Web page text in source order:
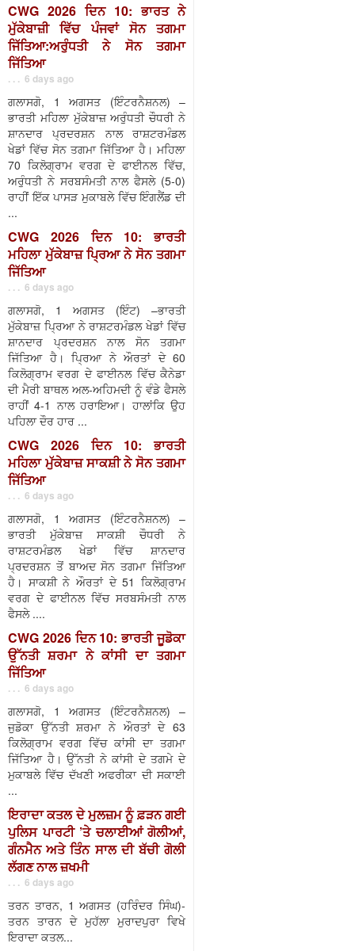
CWG 2026 ਦਿਨ 10: ਭਾਰਤ ਨੇ
ਮੁੱਕੇਬਾਜ਼ੀ ਵਿੱਚ ਪੰਜਵਾਂ ਸੋਨ ਤਗਮਾ
ਜਿੱਤਿਆ:ਅਰੁੰਧਤੀ ਨੇ ਸੋਨ ਤਗਮਾ
ਜਿੱਤਿਆ
. . . 6 days ago
ਗਲਾਸਗੋ, 1 ਅਗਸਤ (ਇੰਟਰਨੈਸ਼ਨਲ) –
ਭਾਰਤੀ ਮਹਿਲਾ ਮੁੱਕੇਬਾਜ਼ ਅਰੁੰਧਤੀ ਚੌਧਰੀ ਨੇ
ਸ਼ਾਨਦਾਰ ਪ੍ਰਦਰਸ਼ਨ ਨਾਲ ਰਾਸ਼ਟਰਮੰਡਲ
ਖੇਡਾਂ ਵਿੱਚ ਸੋਨ ਤਗਮਾ ਜਿੱਤਿਆ ਹੈ। ਮਹਿਲਾ
70 ਕਿਲੋਗ੍ਰਾਮ ਵਰਗ ਦੇ ਫਾਈਨਲ ਵਿੱਚ,
ਅਰੁੰਧਤੀ ਨੇ ਸਰਬਸੰਮਤੀ ਨਾਲ ਫੈਸਲੇ (5-0)
ਰਾਹੀਂ ਇੱਕ ਪਾਸੜ ਮੁਕਾਬਲੇ ਵਿੱਚ ਇੰਗਲੈਂਡ ਦੀ
...
CWG 2026 ਦਿਨ 10: ਭਾਰਤੀ
ਮਹਿਲਾ ਮੁੱਕੇਬਾਜ਼ ਪ੍ਰਿਆ ਨੇ ਸੋਨ ਤਗਮਾ
ਜਿੱਤਿਆ
. . . 6 days ago
ਗਲਾਸਗੋ, 1 ਅਗਸਤ (ਇੰਟ) –ਭਾਰਤੀ
ਮੁੱਕੇਬਾਜ਼ ਪ੍ਰਿਆ ਨੇ ਰਾਸ਼ਟਰਮੰਡਲ ਖੇਡਾਂ ਵਿੱਚ
ਸ਼ਾਨਦਾਰ ਪ੍ਰਦਰਸ਼ਨ ਨਾਲ ਸੋਨ ਤਗਮਾ
ਜਿੱਤਿਆ ਹੈ। ਪ੍ਰਿਆ ਨੇ ਔਰਤਾਂ ਦੇ 60
ਕਿਲੋਗ੍ਰਾਮ ਵਰਗ ਦੇ ਫਾਈਨਲ ਵਿੱਚ ਕੈਨੇਡਾ
ਦੀ ਮੈਰੀ ਬਾਥਲ ਅਲ-ਅਹਿਮਦੀ ਨੂੰ ਵੰਡੇ ਫੈਸਲੇ
ਰਾਹੀਂ 4-1 ਨਾਲ ਹਰਾਇਆ। ਹਾਲਾਂਕਿ ਉਹ
ਪਹਿਲਾ ਦੌਰ ਹਾਰ ...
CWG 2026 ਦਿਨ 10: ਭਾਰਤੀ
ਮਹਿਲਾ ਮੁੱਕੇਬਾਜ਼ ਸਾਕਸ਼ੀ ਨੇ ਸੋਨ ਤਗਮਾ
ਜਿੱਤਿਆ
. . . 6 days ago
ਗਲਾਸਗੋ, 1 ਅਗਸਤ (ਇੰਟਰਨੈਸ਼ਨਲ) –
ਭਾਰਤੀ ਮੁੱਕੇਬਾਜ਼ ਸਾਕਸ਼ੀ ਚੌਧਰੀ ਨੇ
ਰਾਸ਼ਟਰਮੰਡਲ ਖੇਡਾਂ ਵਿੱਚ ਸ਼ਾਨਦਾਰ
ਪ੍ਰਦਰਸ਼ਨ ਤੋਂ ਬਾਅਦ ਸੋਨ ਤਗਮਾ ਜਿੱਤਿਆ
ਹੈ। ਸਾਕਸ਼ੀ ਨੇ ਔਰਤਾਂ ਦੇ 51 ਕਿਲੋਗ੍ਰਾਮ
ਵਰਗ ਦੇ ਫਾਈਨਲ ਵਿੱਚ ਸਰਬਸੰਮਤੀ ਨਾਲ
ਫੈਸਲੇ ....
CWG 2026 ਦਿਨ 10: ਭਾਰਤੀ ਜੂਡੋਕਾ
ਉੱਨਤੀ ਸ਼ਰਮਾ ਨੇ ਕਾਂਸੀ ਦਾ ਤਗਮਾ
ਜਿੱਤਿਆ
. . . 6 days ago
ਗਲਾਸਗੋ, 1 ਅਗਸਤ (ਇੰਟਰਨੈਸ਼ਨਲ) –
ਜੁਡੋਕਾ ਉੱਨਤੀ ਸ਼ਰਮਾ ਨੇ ਔਰਤਾਂ ਦੇ 63
ਕਿਲੋਗ੍ਰਾਮ ਵਰਗ ਵਿੱਚ ਕਾਂਸੀ ਦਾ ਤਗਮਾ
ਜਿੱਤਿਆ ਹੈ। ਉੱਨਤੀ ਨੇ ਕਾਂਸੀ ਦੇ ਤਗਮੇ ਦੇ
ਮੁਕਾਬਲੇ ਵਿੱਚ ਦੱਖਣੀ ਅਫਰੀਕਾ ਦੀ ਸਕਾਈ
...
ਇਰਾਦਾ ਕਤਲ ਦੇ ਮੁਲਜ਼ਮ ਨੂੰ ਫ਼ੜਨ ਗਈ
ਪੁਲਿਸ ਪਾਰਟੀ ’ਤੇ ਚਲਾਈਆਂ ਗੋਲੀਆਂ,
ਗੰਨਮੈਨ ਅਤੇ ਤਿੰਨ ਸਾਲ ਦੀ ਬੱਚੀ ਗੋਲੀ
ਲੱਗਣ ਨਾਲ ਜ਼ਖਮੀ
. . . 6 days ago
ਤਰਨ ਤਾਰਨ, 1 ਅਗਸਤ (ਹਰਿੰਦਰ ਸਿੰਘ)-
ਤਰਨ ਤਾਰਨ ਦੇ ਮੁਹੱਲਾ ਮੁਰਾਦਪੁਰਾ ਵਿਖੇ
ਇਰਾਦਾ ਕਤਲ...